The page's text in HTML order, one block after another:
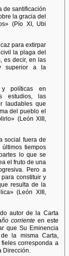
de santificación
la gracia del
(Pío XI, Ubi
para extirpar
la plaga del
es decir, en las
superior a la
y políticas en
estudios, las
laudables que
del pueblo el
(León XIII,
social fuera de
tiempos
lo que se
el fruto de una
Pero a
constituir y
resulta de la
(León XIII,
autor de la Carta
corriente en este
que Su Eminencia
la misma Carta,
corresponda a
Dirección.